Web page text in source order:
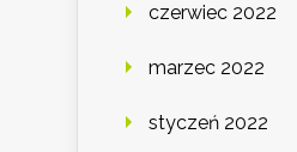
czerwiec 2022
marzec 2022
styczeń 2022